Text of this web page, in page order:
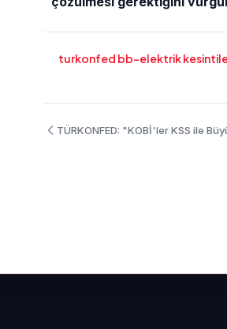
turkonfed bb-elektrik
TÜRKONFED: "KOBİ'ler KSS ile